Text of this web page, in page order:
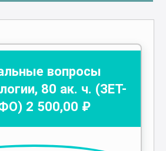
вопросы
, 80 ак. ч. (ЗЕТ-
2 500,00 ₽